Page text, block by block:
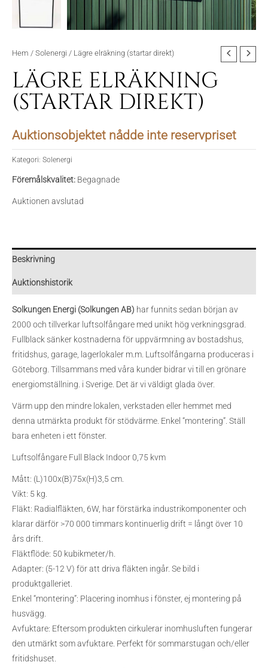
Hem / Solenergi / Lägre elräkning (startar direkt)
LÄGRE ELRÄKNING
(STARTAR DIREKT)
Auktionsobjektet nådde inte reservpriset
Kategori: Solenergi
Föremålskvalitet: Begagnade
Auktionen avslutad
Beskrivning
Auktionshistorik
Solkungen Energi (Solkungen AB) har funnits sedan början av
2000 och tillverkar luftsolfångare med unikt hög verkningsgrad.
Fullblack sänker kostnaderna för uppvärmning av bostadshus,
fritidshus, garage, lagerlokaler m.m. Luftsolfångarna produceras i
Göteborg. Tillsammans med våra kunder bidrar vi till en grönare
energiomställning. i Sverige. Det är vi väldigt glada över.
Värm upp den mindre lokalen, verkstaden eller hemmet med
denna utmärkta produkt för stödvärme. Enkel “montering”. Ställ
bara enheten i ett fönster.
Luftsolfångare Full Black Indoor 0,75 kvm
Mått: (L)100x(B)75x(H)3,5 cm.
Vikt: 5 kg.
Fläkt: Radialfläkten, 6W, har förstärka industrikomponenter och
klarar därför >70 000 timmars kontinuerlig drift = långt över 10
års drift.
Fläktflöde: 50 kubikmeter/h.
Adapter: (5-12 V) för att driva fläkten ingår. Se bild i
produktgalleriet.
Enkel “montering”: Placering inomhus i fönster, ej montering på
husvägg.
Avfuktare: Eftersom produkten cirkulerar inomhusluften fungerar
den utmärkt som avfuktare. Perfekt för sommarstugan och/eller
fritidshuset.